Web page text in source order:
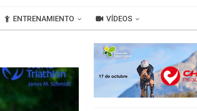
ENTRENAMIENTO VÍDEOS